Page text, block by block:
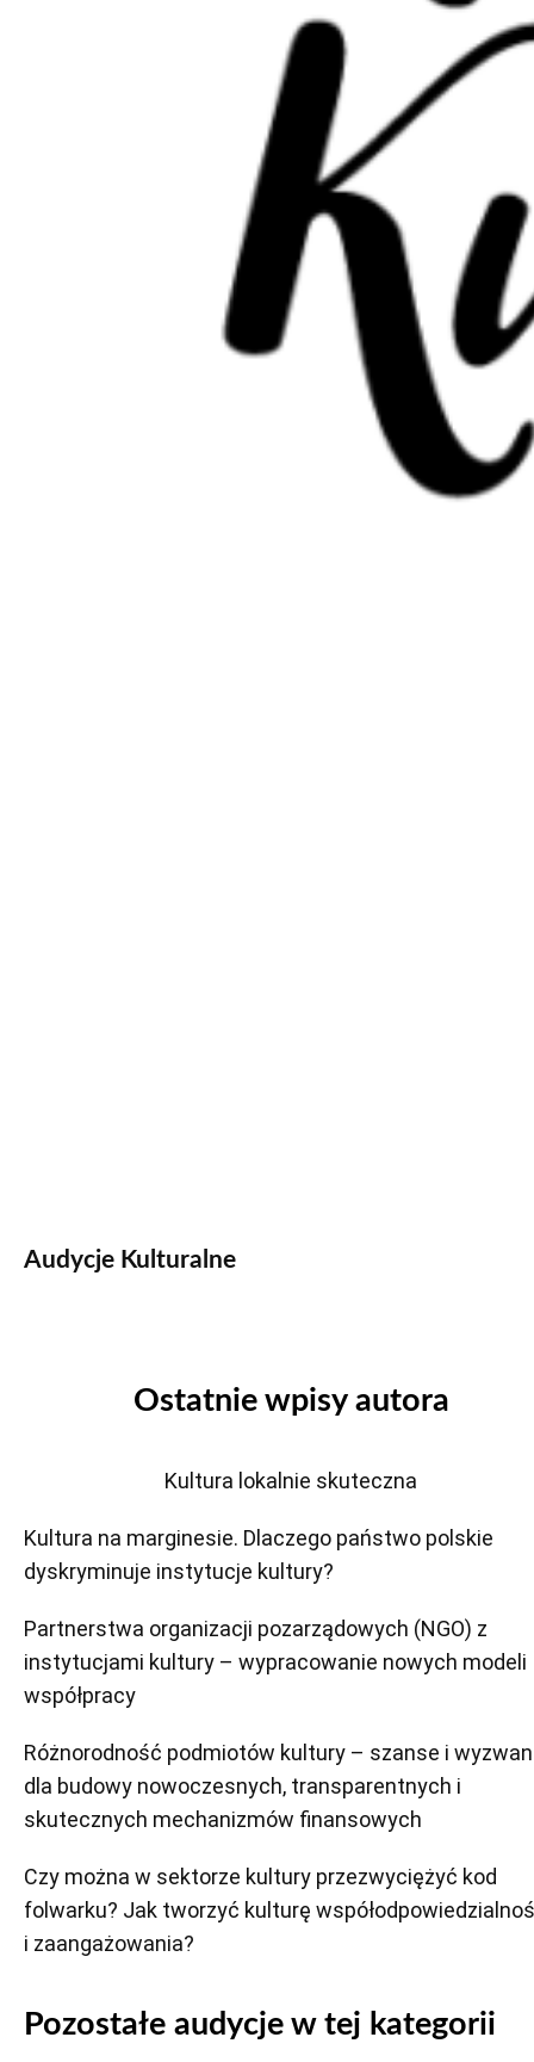
Audycje Kulturalne
Ostatnie wpisy autora
Kultura lokalnie skuteczna
Kultura na marginesie. Dlaczego państwo polskie
dyskryminuje instytucje kultury?
Partnerstwa organizacji pozarządowych (NGO) z
instytucjami kultury – wypracowanie nowych modeli
współpracy
Różnorodność podmiotów kultury – szanse i
dla budowy nowoczesnych, transparentnych i
skutecznych mechanizmów finansowych
Czy można w sektorze kultury przezwyciężyć kod
folwarku? Jak tworzyć kulturę
i zaangażowania?
Pozostałe audycje w tej kategorii